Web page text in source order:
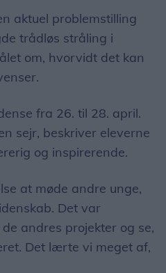
aktuel problemstilling
trådløs stråling i
om, hvorvidt det kan
fra 26. til 28. april.
sejr, beskriver eleverne
og inspirerende.
at møde andre unge,
Det var
andres projekter og se,
Det lærte vi meget af,